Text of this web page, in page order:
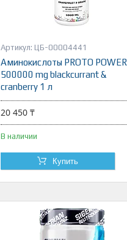
ЦБ-00004441
Аминокислоты PROTO POWER
500000 mg blackcurrant &
cranberry 1 л
20 450 ₸
В наличии
Купить